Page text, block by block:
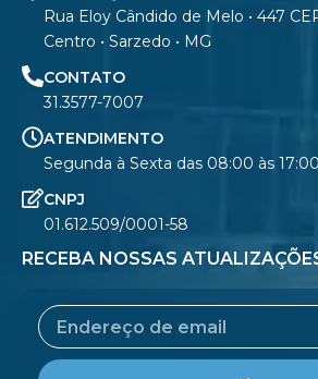
Rua Eloy Cândido de Melo • 447
Centro • Sarzedo • MG
CONTATO
31.3577-7007
ATENDIMENTO
Segunda à Sexta das 08:00 às
CNPJ
01.612.509/0001-58
RECEBA NOSSAS
Email